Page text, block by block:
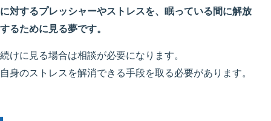
に対するプレッシャーやストレスを、眠っている間に解放
するために見る夢です。
続けに見る場合は相談が必要になります。
自身のストレスを解消できる手段を取る必要があります。